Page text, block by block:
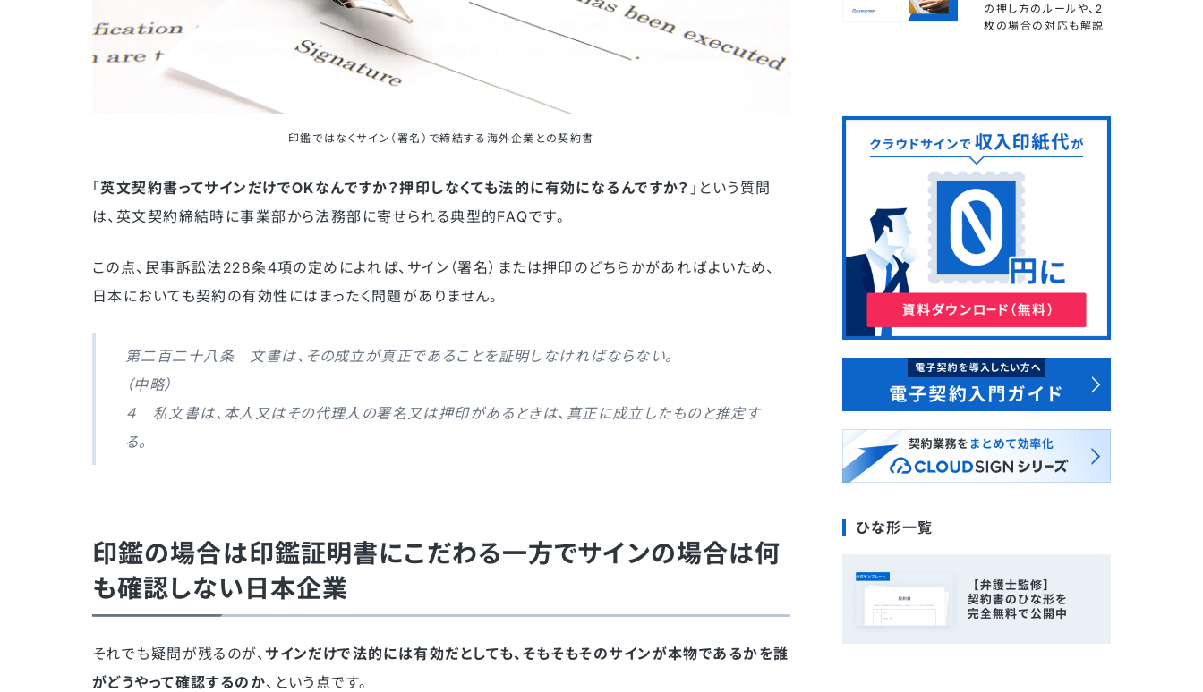
印鑑ではなくサイン（署名）で締結する海外企業との契約書
「英文契約書ってサインだけでOKなんですか？押印しなくても法的に有効になるんですか？ 」という質問
は、英文契約締結時に事業部から法務部に寄せられる典型的FAQです。
この点、民事訴訟法228条4項の定めによれば、サイン（署名）または押印のどちらかがあればよいため、
日本においても契約の有効性にはまったく問題がありません。
第二百二十八条 文書は、その成立が真正であることを証明しなければならない。
（中略）
４ 私文書は、本人又はその代理人の署名又は押印があるときは、真正に成立したものと推定す
る。
印鑑の場合は印鑑証明書にこだわる一方でサインの場合は何
も確認しない日本企業
それでも疑問が残るのが、 サインだけで法的には有効だとしても、そもそもそのサインが本物であるかを誰
がどうやって確認するのか、という点です。
の押し方のルールや、2
枚の場合の対応も解説
ひな形一覧